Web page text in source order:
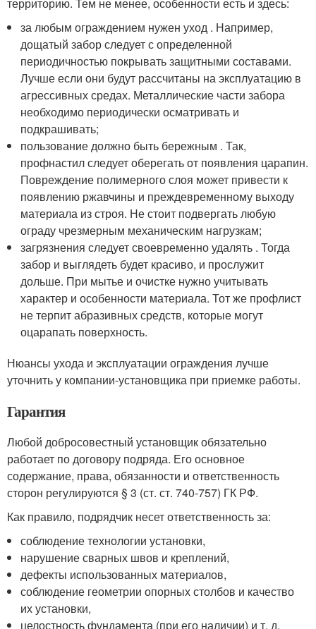
за любым ограждением нужен уход . Например,
дощатый забор следует с определенной
периодичностью покрывать защитными составами.
Лучше если они будут рассчитаны на эксплуатацию в
агрессивных средах. Металлические части забора
необходимо периодически осматривать и
подкрашивать;
пользование должно быть бережным . Так,
профнастил следует оберегать от появления царапин.
Повреждение полимерного слоя может привести к
появлению ржавчины и преждевременному выходу
материала из строя. Не стоит подвергать любую
ограду чрезмерным механическим нагрузкам;
загрязнения следует своевременно удалять . Тогда
забор и выглядеть будет красиво, и прослужит
дольше. При мытье и очистке нужно учитывать
характер и особенности материала. Тот же профлист
не терпит абразивных средств, которые могут
оцарапать поверхность.
Нюансы ухода и эксплуатации ограждения лучше
уточнить у компании-установщика при приемке работы.
Гарантия
Любой добросовестный установщик обязательно
работает по договору подряда. Его основное
содержание, права, обязанности и ответственность
сторон регулируются § 3 (ст. ст. 740-757) ГК РФ.
Как правило, подрядчик несет ответственность за:
соблюдение технологии установки,
нарушение сварных швов и креплений,
дефекты использованных материалов,
соблюдение геометрии опорных столбов и качество
их установки,
целостность фундамента (при его наличии) и т. д.